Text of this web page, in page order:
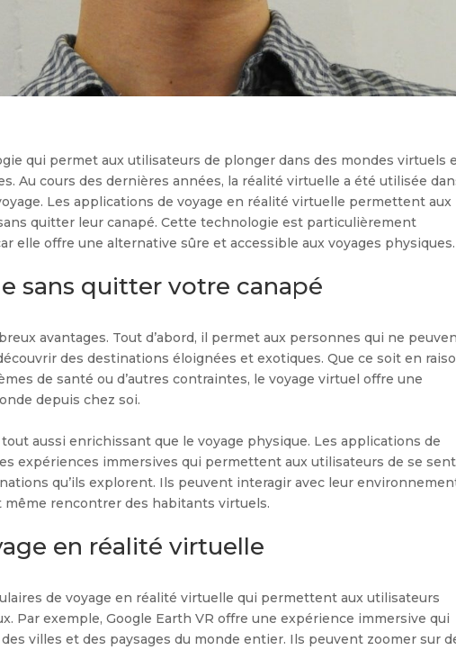
qui permet aux utilisateurs de plonger dans des mondes virtuels
Au cours des dernières années, la réalité virtuelle a été utilisée
Les applications de voyage en réalité virtuelle permettent aux
quitter leur canapé. Cette technologie est particulièrement
elle offre une alternative sûre et accessible aux voyages physiques.
sans quitter votre canapé
avantages. Tout d’abord, il permet aux personnes qui ne
des destinations éloignées et exotiques. Que ce soit en
de santé ou d’autres contraintes, le voyage virtuel offre une
depuis chez soi.
aussi enrichissant que le voyage physique. Les applications de
expériences immersives qui permettent aux utilisateurs de se
qu’ils explorent. Ils peuvent interagir avec leur
rencontrer des habitants virtuels.
en réalité virtuelle
de voyage en réalité virtuelle qui permettent aux utilisateurs
Par exemple, Google Earth VR offre une expérience immersive qui
villes et des paysages du monde entier. Ils peuvent zoomer sur